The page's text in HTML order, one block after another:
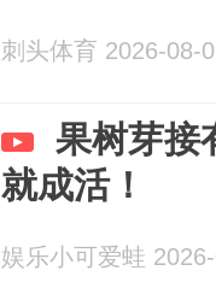
刺头体育 2026-08-
果树芽接
就成活！
娱乐小可爱蛙